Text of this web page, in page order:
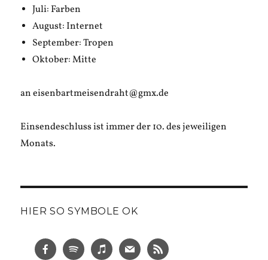
Juli: Farben
August: Internet
September: Tropen
Oktober: Mitte
an eisenbartmeisendraht@gmx.de
Einsendeschluss ist immer der 10. des jeweiligen
Monats.
HIER SO SYMBOLE OK